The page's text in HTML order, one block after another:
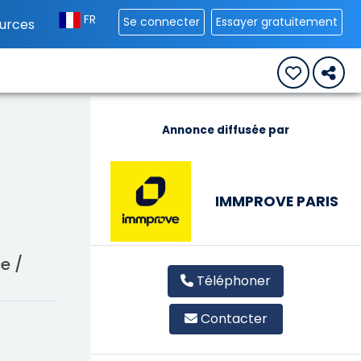
FR Se connecter Essayer gratuitement
/
Annonce diffusée par
IMMPROVE PARIS
Téléphoner
Contacter